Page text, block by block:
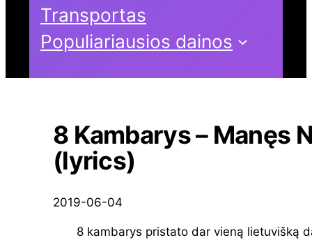
Transportas
Populiariausios dainos
8 Kambarys – Manęs
(lyrics)
2019-06-04
8 kambarys pristato dar vieną lietuvišką